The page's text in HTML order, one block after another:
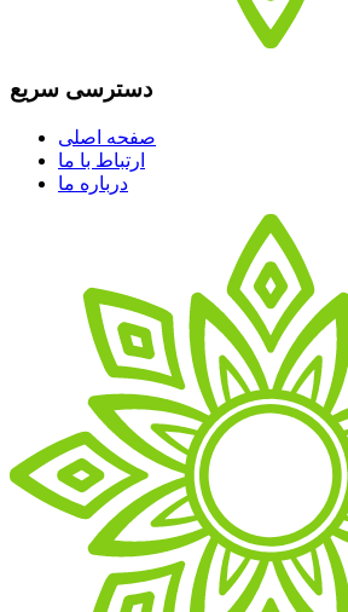
دسترسی سریع
صفحه اصلی
ارتباط با ما
درباره ما